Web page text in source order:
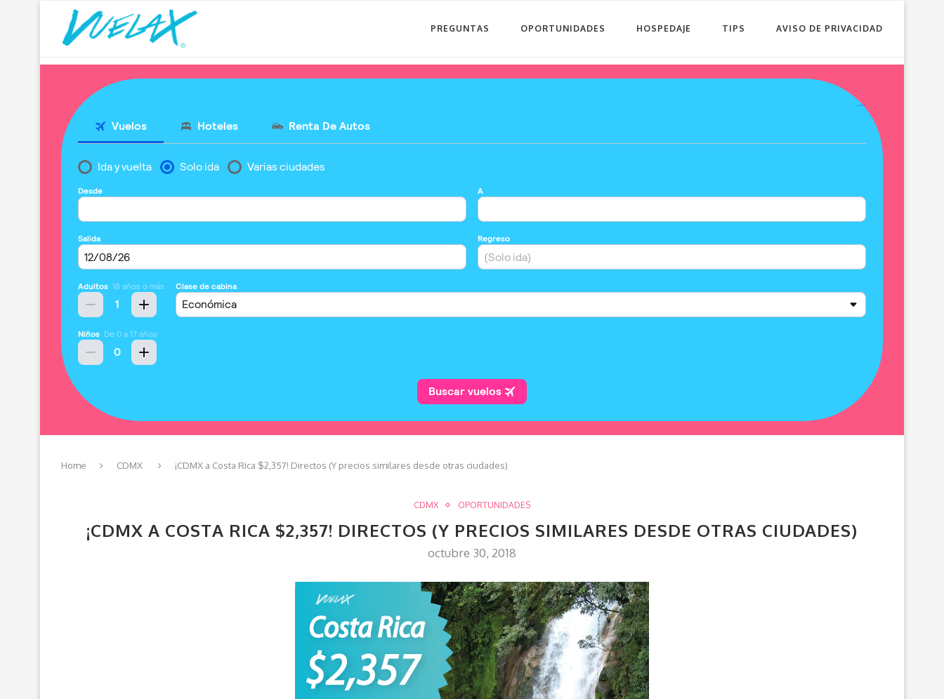
PREGUNTAS OPORTUNIDADES HOSPEDAJE TIPS AVISO DE PRIVACIDAD
Home CDMX ¡CDMX a Costa Rica $2,357! Directos (Y precios similares desde otras ciudades)
CDMX OPORTUNIDADES
¡CDMX A COSTA RICA $2,357! DIRECTOS (Y PRECIOS SIMILARES DESDE OTRAS CIUDADES)
octubre 30, 2018